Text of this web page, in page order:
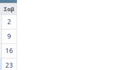
Σαβ
2
9
16
23